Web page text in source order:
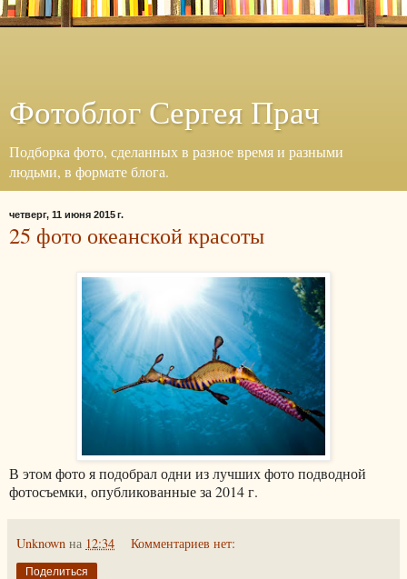
Фотоблог Сергея Прач
Подборка фото, сделанных в разное время и разными
людьми, в формате блога.
четверг, 11 июня 2015 г.
25 фото океанской красоты
В этом фото я подобрал одни из лучших фото подводной
фотосъемки, опубликованные за 2014 г.
Unknown на 12:34 Комментариев нет:
Поделиться